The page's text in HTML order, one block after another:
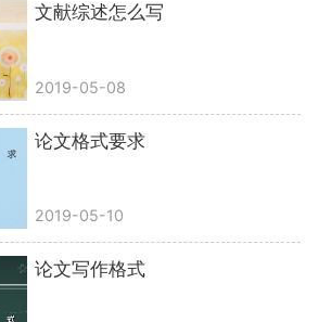
文献综述怎么写
2019-05-08
论文格式要求
2019-05-10
论文写作格式